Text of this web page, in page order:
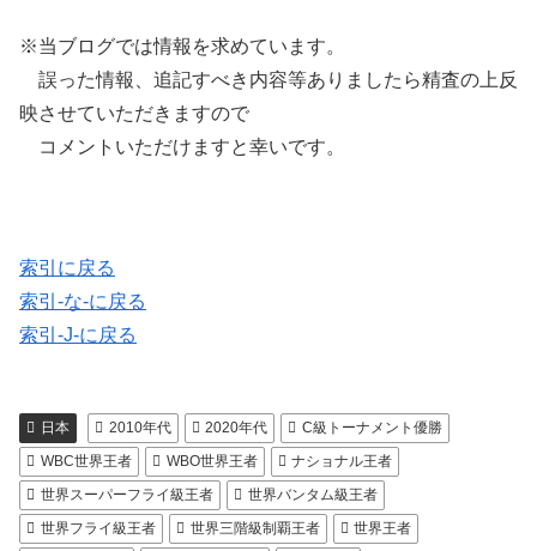
※当ブログでは情報を求めています。
誤った情報、追記すべき内容等ありましたら精査の上反
映させていただきますので
コメントいただけますと幸いです。
索引に戻る
索引-な-に戻る
索引-J-に戻る
日本 2010年代 2020年代
C級トーナメント優勝
WBC世界王者
WBO世界王者
ナショナル王者
世界スーパーフライ級王者
世界バンタム級王者
世界フライ級王者
世界三階級制覇王者
世界王者